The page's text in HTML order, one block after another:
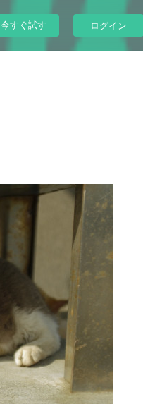
今すぐ試す ログイン